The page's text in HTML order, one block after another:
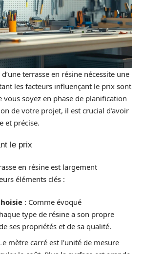
terrasse en résine nécessite une
les facteurs influençant le prix sont
vous soyez en phase de planification
de votre projet, il est crucial d’avoir
et précise.
le prix
en résine est largement
éléments clés :
: Comme évoqué
type de résine a son propre
ses propriétés et de sa qualité.
mètre carré est l’unité de mesure